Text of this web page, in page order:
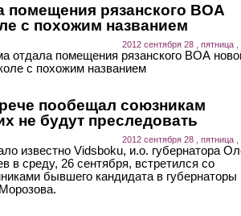
помещения рязанского ВОА
с похожим названием
2012 сентября 28 , пятница ,
отдала помещения рязанского ВОА
с похожим названием
пообещал союзникам
не будут преследовать
2012 сентября 28 , пятница ,
известно Vidsboku, и.о. губернатора
в среду, 26 сентября, встретился со
бывшего кандидата в губернаторы